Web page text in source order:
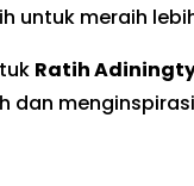
untuk meraih
Ratih
dan